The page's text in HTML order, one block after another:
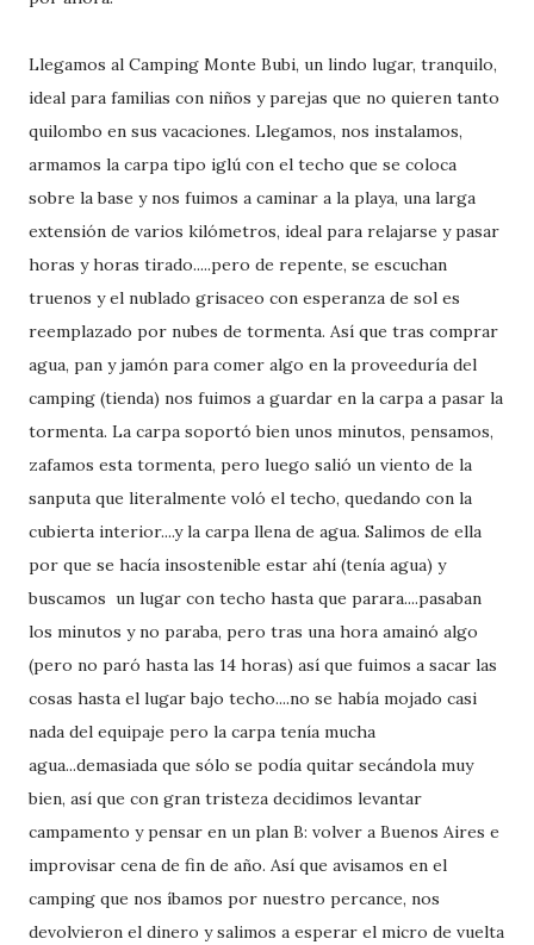
Llegamos al Camping Monte Bubi, un lindo lugar, tranquilo,
ideal para familias con niños y parejas que no quieren tanto
quilombo en sus vacaciones. Llegamos, nos instalamos,
armamos la carpa tipo iglú con el techo que se coloca
sobre la base y nos fuimos a caminar a la playa, una larga
extensión de varios kilómetros, ideal para relajarse y pasar
horas y horas tirado.....pero de repente, se escuchan
truenos y el nublado grisaceo con esperanza de sol es
reemplazado por nubes de tormenta. Así que tras comprar
agua, pan y jamón para comer algo en la proveeduría del
camping (tienda) nos fuimos a guardar en la carpa a pasar la
tormenta. La carpa soportó bien unos minutos, pensamos,
zafamos esta tormenta, pero luego salió un viento de la
sanputa que literalmente voló el techo, quedando con la
cubierta interior....y la carpa llena de agua. Salimos de ella
por que se hacía insostenible estar ahí (tenía agua) y
buscamos un lugar con techo hasta que parara....pasaban
los minutos y no paraba, pero tras una hora amainó algo
(pero no paró hasta las 14 horas) así que fuimos a sacar las
cosas hasta el lugar bajo techo....no se había mojado casi
nada del equipaje pero la carpa tenía mucha
agua...demasiada que sólo se podía quitar secándola muy
bien, así que con gran tristeza decidimos levantar
campamento y pensar en un plan B: volver a Buenos Aires e
improvisar cena de fin de año. Así que avisamos en el
camping que nos íbamos por nuestro percance, nos
devolvieron el dinero y salimos a esperar el micro de vuelta